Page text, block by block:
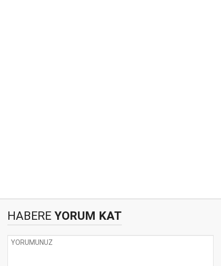
HABERE YORUM KAT